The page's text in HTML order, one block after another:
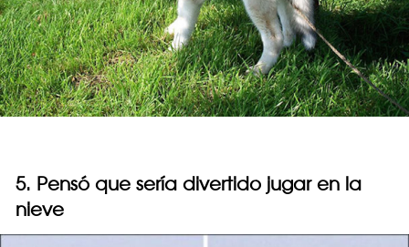
5. Pensó que sería divertido jugar en la
nieve